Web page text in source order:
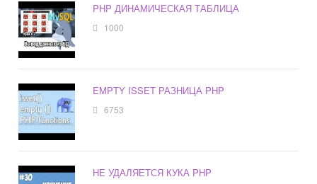
PHP ДИНАМИЧЕСКАЯ ТАБЛИЦА
1000
EMPTY ISSET РАЗНИЦА PHP
6753
НЕ УДАЛЯЕТСЯ КУКА PHP